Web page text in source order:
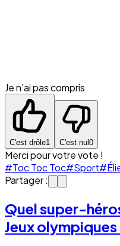
Je n'ai pas compris
C'est drôle1 C'est nul 0
Merci pour votre vote !
#Toc Toc Toc#Sport
Partager :
Quel super-
Jeux olympiques